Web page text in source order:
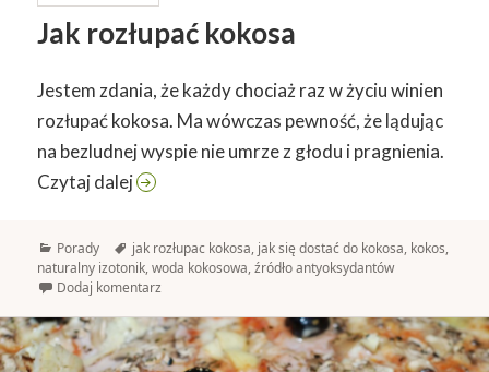
Jak rozłupać kokosa
Jestem zdania, że każdy chociaż raz w życiu winien
rozłupać kokosa. Ma wówczas pewność, że lądując
na bezludnej wyspie nie umrze z głodu i pragnienia.
Czytaj dalejJak rozłupać kokosa
Kategorie
Porady Tagi
jak rozłupac kokosa, jak się dostać do kokosa, kokos,
naturalny izotonik,woda kokosowa,źródło antyoksydantów
Dodaj komentarz